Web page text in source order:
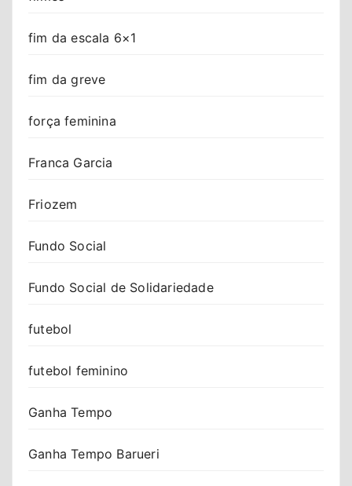
fim da escala 6×1
fim da greve
força feminina
Franca Garcia
Friozem
Fundo Social
Fundo Social de Solidariedade
futebol
futebol feminino
Ganha Tempo
Ganha Tempo Barueri